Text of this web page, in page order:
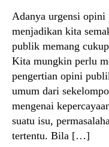
Adanya urgensi
menjadikan kita
publik memang
Kita mungkin perlu
pengertian opini
umum dari
mengenai
suatu isu,
tertentu. Bila […]